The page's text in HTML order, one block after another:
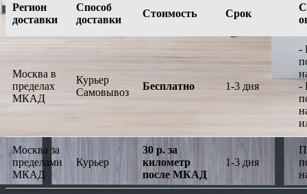
Регион
доставки
Способ
доставки
Стоимость Срок
Москва в
пределах
МКАД
Курьер
Самовывоз
Бесплатно 1-3 дня
-
-
Москва за
пределами
МКАД
Курьер
30 р. за
километр
после МКАД
1-3 дня